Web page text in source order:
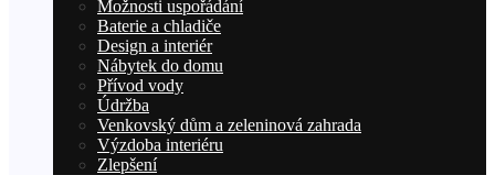
Možnosti uspořádání
Baterie a chladiče
Design a interiér
Nábytek do domu
Přívod vody
Údržba
Venkovský dům a zeleninová zahrada
Výzdoba interiéru
Zlepšení